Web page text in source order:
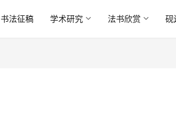
书法征稿 学术研究 法书欣赏 砚